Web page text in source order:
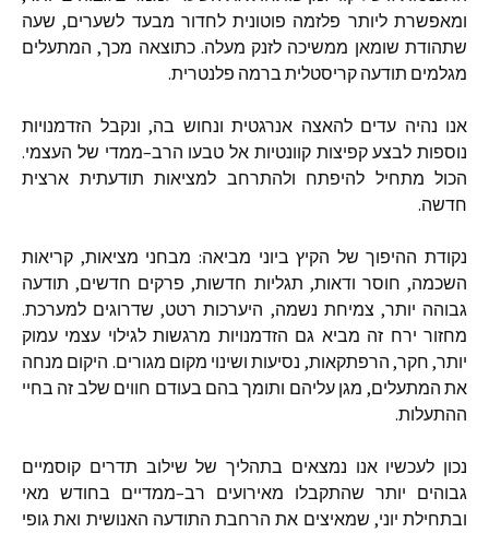
ומאפשרת ליותר פלזמה פוטונית לחדור מבעד לשערים, שעה
שתהודת שומאן ממשיכה לזנק מעלה.כתוצאה מכך, המתעלים
מגלמים תודעה קריסטלית ברמה פלנטרית.
אנו נהיה עדים להאצה אנרגטית ונחוש בה, ונקבל הזדמנויות
נוספות לבצע קפיצות קוונטיות אל טבעו הרב–ממדי של העצמי.
הכול מתחיל להיפתח ולהתרחב למציאות תודעתית ארצית
חדשה.
נקודת ההיפוך של הקיץ ביוני מביאה: מבחני מציאות, קריאות
השכמה, חוסר ודאות, תגליות חדשות, פרקים חדשים, תודעה
גבוהה יותר, צמיחת נשמה, היערכות רטט, שדרוגים למערכת.
מחזור ירח זה מביא גם הזדמנויות מרגשות לגילוי עצמי עמוק
יותר, חקר, הרפתקאות, נסיעות ושינוי מקום מגורים. היקום מנחה
את המתעלים, מגן עליהם ותומך בהם בעודם חווים שלב זה בחיי
ההתעלות.
נכון לעכשיו אנו נמצאים בתהליך של שילוב תדרים קוסמיים
גבוהים יותר שהתקבלו מאירועים רב–ממדיים בחודש מאי
ובתחילת יוני, שמאיצים את הרחבת התודעה האנושית ואת גופי